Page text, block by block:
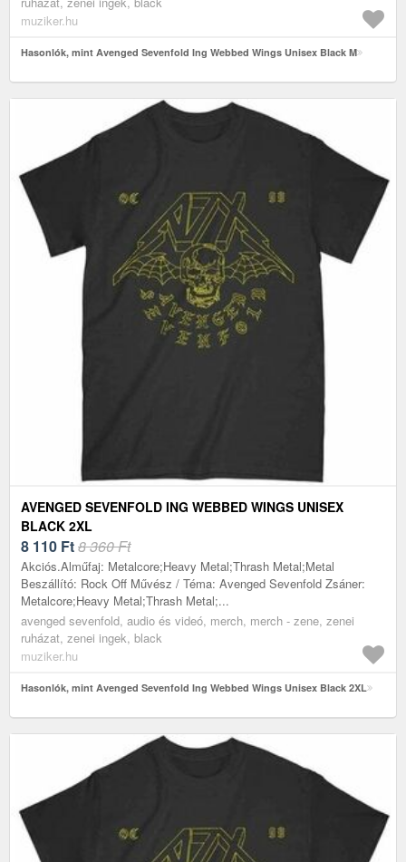
muziker.hu
Hasonlók, mint Avenged Sevenfold Ing Webbed Wings Unisex Black M
AVENGED SEVENFOLD ING WEBBED WINGS UNISEX
BLACK 2XL
8 110 Ft8 360 Ft
Akciós.Alműfaj: Metalcore;Heavy Metal;Thrash Metal;Metal
Beszállító: Rock Off Művész / Téma: Avenged Sevenfold Zsáner:
Metalcore;Heavy Metal;Thrash Metal;...
avenged sevenfold, audio és videó, merch, merch - zene, zenei
ruházat, zenei ingek, black
muziker.hu
Hasonlók, mint Avenged Sevenfold Ing Webbed Wings Unisex Black 2XL